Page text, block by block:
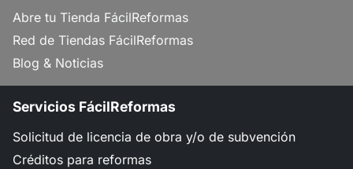
Abre tu Tienda FácilReformas
Red de Tiendas FácilReformas
Blog & Noticias
Servicios FácilReformas
Solicitud de licencia de obra y/o de subvención
Créditos para reformas